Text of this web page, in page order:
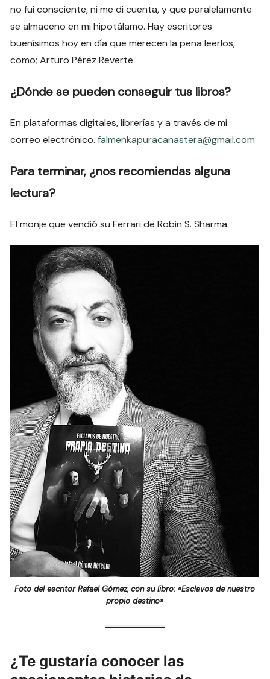
no fui consciente, ni me di cuenta, y que paralelamente
se almaceno en mi hipotálamo. Hay escritores
buenísimos hoy en día que merecen la pena leerlos,
como; Arturo Pérez Reverte.
¿Dónde se pueden conseguir tus libros?
En plataformas digitales, librerías y a través de mi
correo electrónico.falmenkapuracanastera@gmail.com
Para terminar, ¿nos recomiendas alguna
lectura?
El monje que vendió su Ferrari de Robin S. Sharma.
Foto del escritor Rafael Gómez, con su libro: «Esclavos de nuestro
propio destino»
¿Te gustaría conocer las